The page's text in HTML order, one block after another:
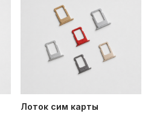
Лоток сим карты